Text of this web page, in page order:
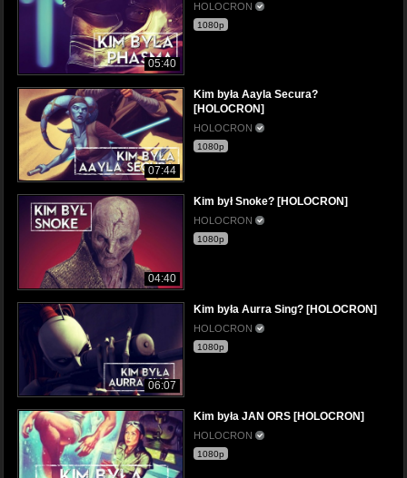
05:40
HOLOCRON
1080p
07:44
Kim była Aayla Secura?
[HOLOCRON]
HOLOCRON
1080p
04:40
Kim był Snoke? [HOLOCRON]
HOLOCRON
1080p
06:07
Kim była Aurra Sing? [HOLOCRON]
HOLOCRON
1080p
Kim była JAN ORS [HOLOCRON]
HOLOCRON
1080p